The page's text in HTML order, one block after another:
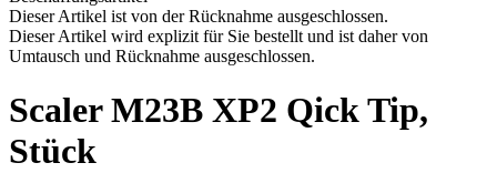
Dieser Artikel ist von der Rücknahme ausgeschlossen.
Dieser Artikel wird explizit für Sie bestellt und ist daher von
Umtausch und Rücknahme ausgeschlossen.
Scaler M23B XP2 Qick Tip,
Stück